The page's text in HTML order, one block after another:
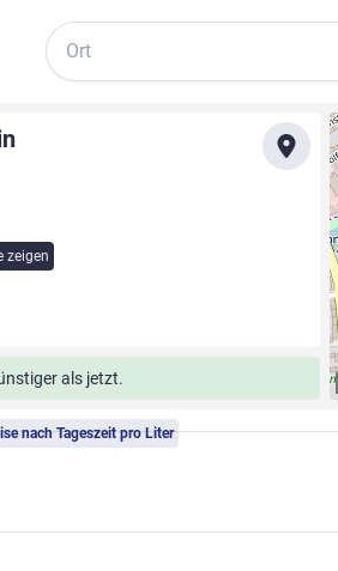
Suche
zeigen
als jetzt.
nach Tageszeit pro Liter